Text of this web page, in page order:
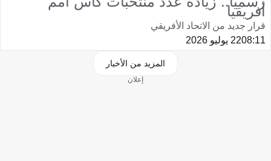
أفريقيا
قرار جديد من الاتحاد الأفريقي
08:1122 يوليو 2026
المزيد من الأخبار
إعلان